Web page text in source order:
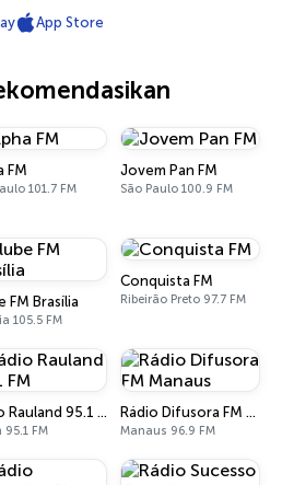
App Store
FM
101.7 FM
Jovem Pan FM
São Paulo 100.9 FM
FM Brasília
105.5 FM
Conquista FM
Ribeirão Preto 97.7 FM
Rádio Rauland 95.1 FM
95.1 FM
Rádio Difusora FM Manaus
Manaus 96.9 FM